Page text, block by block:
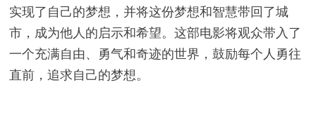
实现了自己的梦想，并将这份梦想和智慧带回了城
市，成为他人的启示和希望。这部电影将观众带入了
一个充满自由、勇气和奇迹的世界，鼓励每个人勇往
直前，追求自己的梦想。